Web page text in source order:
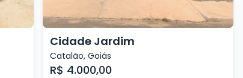
Cidade Jardim
Catalão,Goiás
R$ 4.000,00